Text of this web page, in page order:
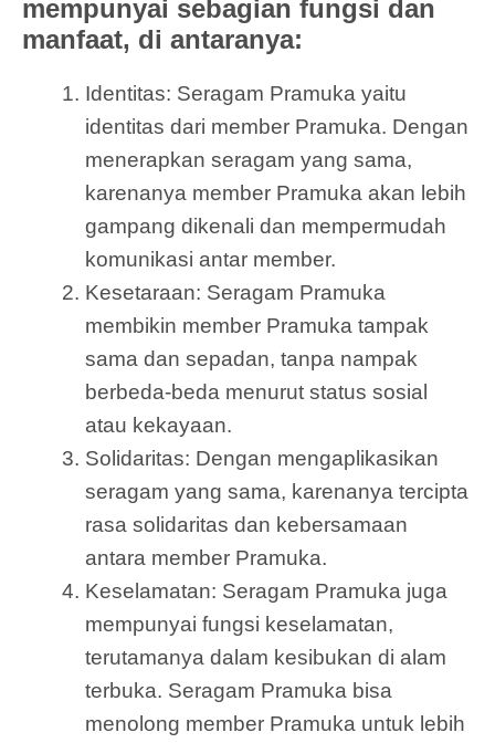
mempunyai sebagian fungsi dan
manfaat, di antaranya:
Identitas: Seragam Pramuka yaitu
identitas dari member Pramuka. Dengan
menerapkan seragam yang sama,
karenanya member Pramuka akan lebih
gampang dikenali dan mempermudah
komunikasi antar member.
Kesetaraan: Seragam Pramuka
membikin member Pramuka tampak
sama dan sepadan, tanpa nampak
berbeda-beda menurut status sosial
atau kekayaan.
Solidaritas: Dengan mengaplikasikan
seragam yang sama, karenanya tercipta
rasa solidaritas dan kebersamaan
antara member Pramuka.
Keselamatan: Seragam Pramuka juga
mempunyai fungsi keselamatan,
terutamanya dalam kesibukan di alam
terbuka. Seragam Pramuka bisa
menolong member Pramuka untuk lebih